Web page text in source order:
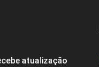
atualização